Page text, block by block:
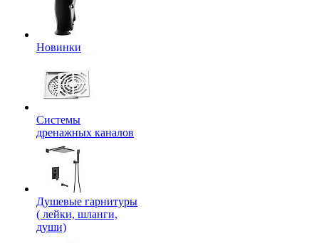
Новинки
Системы
дренажных каналов
Душевые гарнитуры
( лейки, шланги,
души)